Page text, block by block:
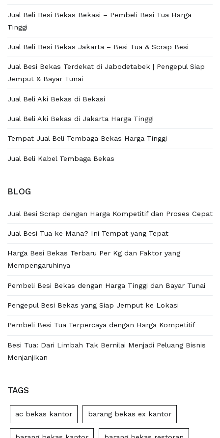
Jual Beli Besi Bekas Bekasi – Pembeli Besi Tua Harga
Tinggi
Jual Beli Besi Bekas Jakarta – Besi Tua & Scrap Besi
Jual Besi Bekas Terdekat di Jabodetabek | Pengepul Siap
Jemput & Bayar Tunai
Jual Beli Aki Bekas di Bekasi
Jual Beli Aki Bekas di Jakarta Harga Tinggi
Tempat Jual Beli Tembaga Bekas Harga Tinggi
Jual Beli Kabel Tembaga Bekas
BLOG
Jual Besi Scrap dengan Harga Kompetitif dan Proses Cepat
Jual Besi Tua ke Mana? Ini Tempat yang Tepat
Harga Besi Bekas Terbaru Per Kg dan Faktor yang
Mempengaruhinya
Pembeli Besi Bekas dengan Harga Tinggi dan Bayar Tunai
Pengepul Besi Bekas yang Siap Jemput ke Lokasi
Pembeli Besi Tua Terpercaya dengan Harga Kompetitif
Besi Tua: Dari Limbah Tak Bernilai Menjadi Peluang Bisnis
Menjanjikan
TAGS
ac bekas kantor barang bekas ex kantor